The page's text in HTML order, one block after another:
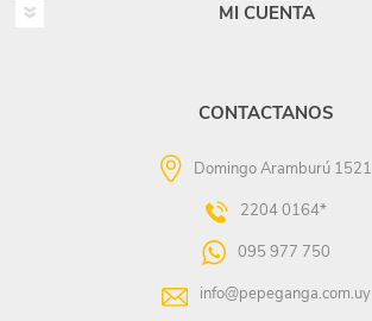
MI CUENTA
CONTACTANOS
Domingo Aramburú 1521
2204 0164*
095 977 750
info@pepeganga.com.uy